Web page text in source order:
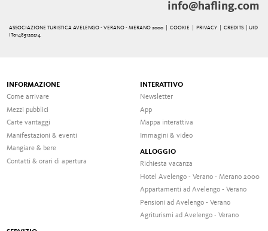
info@hafling.com
ASSOCIAZIONE TURISTICA AVELENGO - VERANO - MERANO 2000 | COOKIE |PRIVACY |CREDITS
| UID
IT01485120214
INFORMAZIONE
Come arrivare
Mezzi pubblici
Carte vantaggi
Manifestazioni & eventi
Mangiare & bere
Contatti & orari di apertura
INTERATTIVO
Newsletter
App
Mappa interattiva
Immagini & video
ALLOGGIO
Richiesta vacanza
Hotel Avelengo - Verano - Merano 2000
Appartamenti ad Avelengo - Verano
Pensioni ad Avelengo - Verano
Agriturismi ad Avelengo - Verano